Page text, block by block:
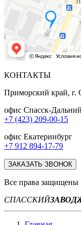
КОНТАКТЫ
Приморский край, г.
офис Спасск-Дальний
+7 (423) 209-00-15
офис Екатеринбург
+7 912 894-17-79
ЗАКАЗАТЬ ЗВОНОК
Все права защищены
СПАССКИЙЗАВОД